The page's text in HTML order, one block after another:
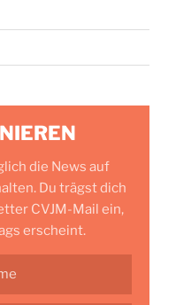
die News auf
Du trägst dich
CVJM-Mail ein,
erscheint.